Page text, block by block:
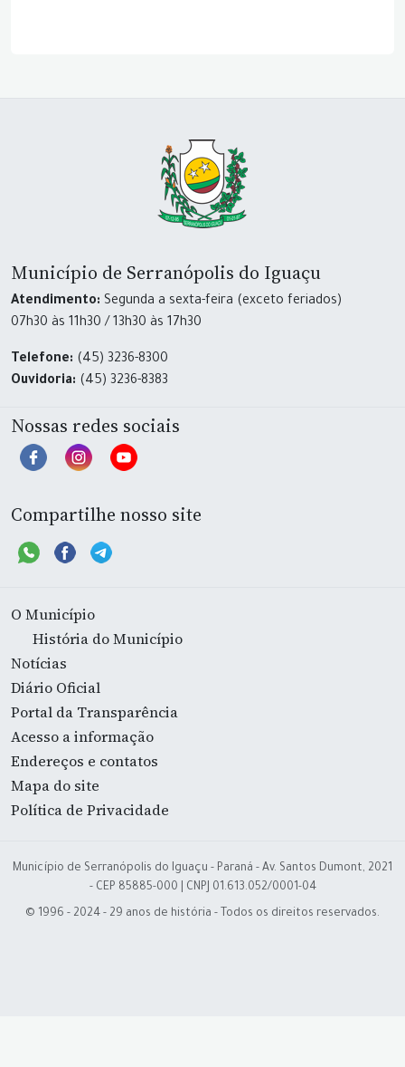
Município de Serranópolis do Iguaçu
Atendimento: Segunda a sexta-feira (exceto feriados)
07h30 às 11h30 / 13h30 às 17h30
Telefone: (45) 3236-8300
Ouvidoria: (45) 3236-8383
Nossas redes sociais
Compartilhe nosso site
O Município
História do Município
Notícias
Diário Oficial
Portal da Transparência
Acesso a informação
Endereços e contatos
Mapa do site
Política de Privacidade
Município de Serranópolis do Iguaçu - Paraná - Av. Santos Dumont, 2021
- CEP 85885-000 | CNPJ 01.613.052/0001-04
© 1996 - 2024 - 29 anos de história - Todos os direitos reservados.